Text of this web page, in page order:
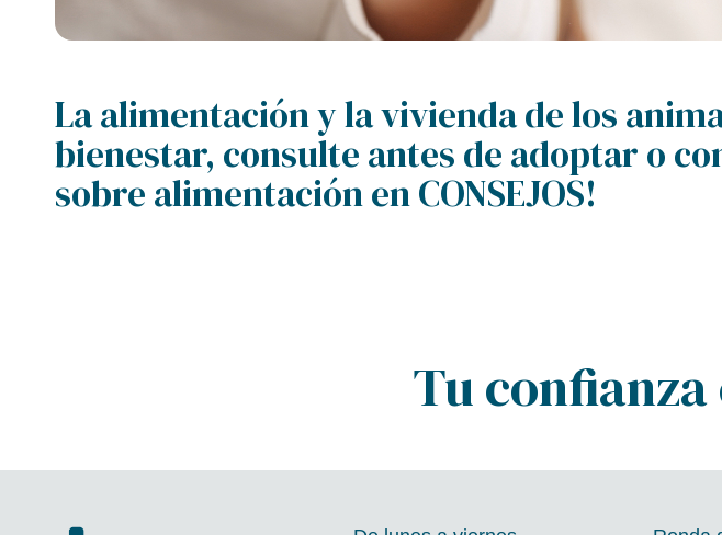
La alimentación y la vivienda de los
bienestar, consulte antes de adoptar o
sobre alimentación en CONSEJOS!
Tu